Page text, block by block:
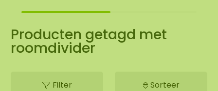
Producten getagd met
roomdivider
Filter Sorteer